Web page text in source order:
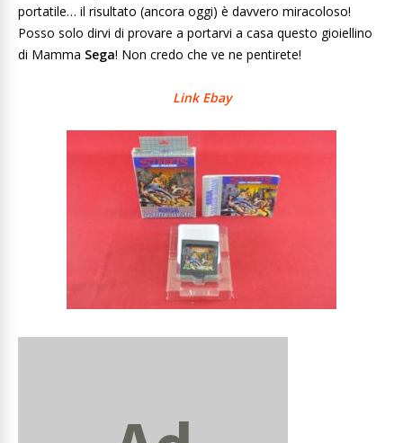
portatile… il risultato (ancora oggi) è davvero miracoloso!
Posso solo dirvi di provare a portarvi a casa questo gioiellino
di Mamma Sega! Non credo che ve ne pentirete!
Link Ebay